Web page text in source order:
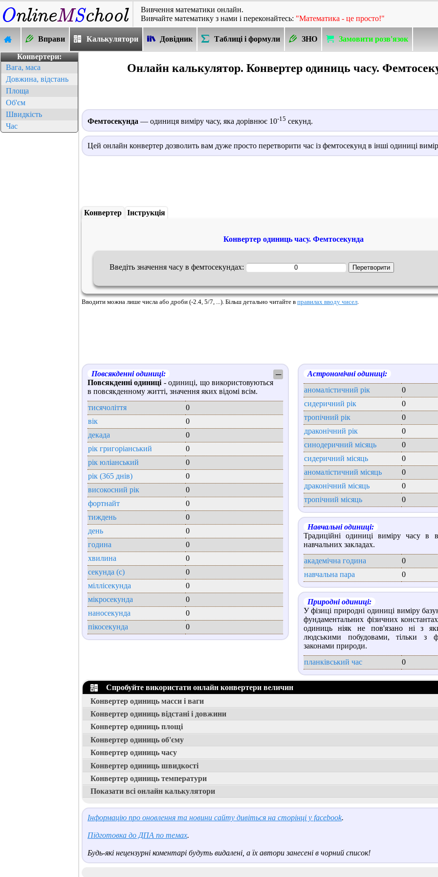
Вивчення математики онлайн.
Вивчайте математику з нами і переконайтесь: "Математика - це просто!"
Вправи Калькулятори Довідник Таблиці і формули ЗНО Замовити розв'язок
Конвертери:
Вага, маса
Довжина, відстань
Площа
Об'єм
Швидкість
Час
Онлайн калькулятор. Конвертер одиниць часу.
Фемтосекунда — одиниця виміру часу, яка дорівнює 10-15 секунд.
Цей онлайн конвертер дозволить вам дуже просто перетворити час із фемтосекунд в інші одиниці
Конвертер Інструкція
Конвертер одиниць часу. Фемтосекунда
Введіть значення часу в фемтосекундах:
Вводити можна лише числа або дроби (-2.4, 5/7, ...). Більш детально читайте в правилах вводу чисел.
Повсякденні одиниці:
─
Повсякденні одиниці - одиниці, що використовуються
в повсякденному житті, значення яких відомі всім.
тисячоліття
0
вік
0
декада
0
рік григоріанський
0
рік юліанський
0
рік (365 днів)
0
високосний рік
0
фортнайт
0
тиждень
0
день
0
година
0
хвилина
0
секунда (с)
0
міллісекунда
0
мікросекунда
0
наносекунда
0
пікосекунда
0
Астрономічні одиниці:
аномалістичний рік
0
сидеричний рік
0
тропічний рік
0
драконічний рік
0
синодеричний місяць
0
сидеричний місяць
0
аномалістичний місяць
0
драконічний місяць
0
тропічний місяць
0
Навчальні одиниці:
Традиційні одиниці виміру часу в
навчальних закладах.
академічна година
0
навчальна пара
0
Природні одиниці:
У фізиці природні одиниці виміру
фундаментальних фізичних
одиниць ніяк не пов'язано ні з
людськими побудовами, тільки з
законами природи.
планківський час
0
Спробуйте використати онлайн конвертери величин
Конвертер одиниць масси і ваги
Конвертер одиниць відстані і довжини
Конвертер одиниць площі
Конвертер одиниць об'єму
Конвертер одиниць часу
Конвертер одиниць швидкості
Конвертер одиниць температури
Показати всі онлайн калькулятори
Інформацію про оновлення та новини сайту дивіться на сторінці у facebook.
Підготовка до ДПА по темах.
Будь-які нецензурні коментарі будуть видалені, а їх автори занесені в чорний список!